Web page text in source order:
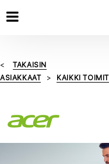
TAKAISIN
ASIAKKAAT
KAIKKI